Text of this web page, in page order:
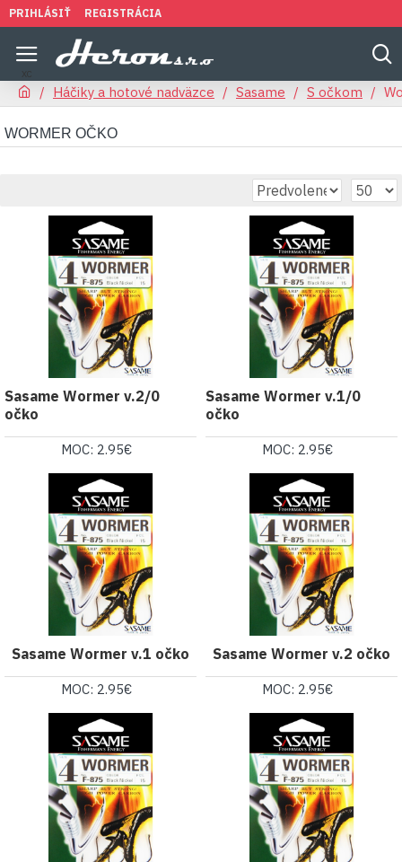
PRIHLÁSIŤ REGISTRÁCIA
Háčiky a hotové nadväzce Sasame S očkom
WORMER OČKO
Sasame Wormer v.2/0
očko
MOC: 2.95€
Sasame Wormer v.1/0
očko
MOC: 2.95€
Sasame Wormer v.1 očko
MOC: 2.95€
Sasame Wormer v.2 očko
MOC: 2.95€